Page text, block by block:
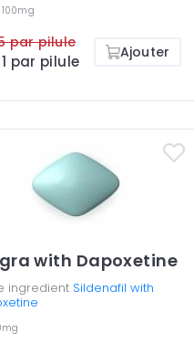
100mg
par pilule
par pilule Ajouter
with Dapoxetine
ingredient Sildenafil with